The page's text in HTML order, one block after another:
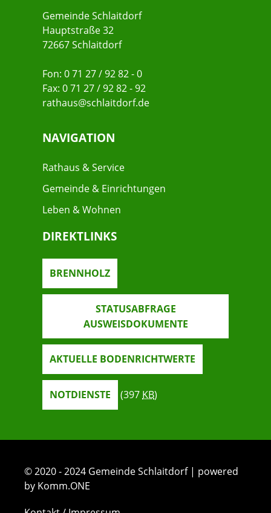
Gemeinde Schlaitdorf
Hauptstraße 32
72667 Schlaitdorf
Fon: 0 71 27 / 92 82 - 0
Fax: 0 71 27 / 92 82 - 92
rathaus@schlaitdorf.de
NAVIGATION
Rathaus & Service
Gemeinde & Einrichtungen
Leben & Wohnen
DIREKTLINKS
BRENNHOLZ
STATUSABFRAGE
AUSWEISDOKUMENTE
AKTUELLE BODENRICHTWERTE
NOTDIENSTE (397 KB)
© 2020 - 2024 Gemeinde Schlaitdorf | powered
by Komm.ONE